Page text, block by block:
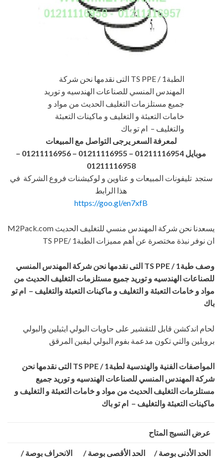
الطبةTS PPE / 1 التى نقدمها نحن شركة
المهندس المنسي للصناعات الهندسيه و توريد
جميع مستلزمات التغليف الحديث من مواد و
خامات التعبئة و التغليف و ماكينات التعبئة
والتغليف – ام تو باك
لمعرفة السعر يرجى التواصل مع المبيعات
موبايل 01211116954 – 01211116955 – 01211116956
–
01211116958
ستجد تليفونات المبيعات و عناوين و لوكيشنات فروع الشركة في
هذا الرابط
https://goo.gl/en7xfB
يسعدنا نحن شركة المهندس منسي للتغليف الحديث M2Pack.com
ان نوفر نبذة مختصرة عن أهم مميزات الطبةTS PPE/ 1
وصف طبةTS PPE / 1 التى نقدمها نحن شركة المهندس المنسي
للصناعات الهندسيه و توريد جميع مستلزمات التغليف الحديث من
مواد و خامات التعبئة و التغليف و ماكينات التعبئة والتغليف – ام تو
باك
لحام اندكشن قابل للتقشير على حاويات البولي ايثيلين والبولي
بروبلين والتي تكون مدعمة بفوم البولي ليفين المرقق
المواصفات الفنية والهندسية لطبةTS PPE / 1 التى نقدمها نحن
شركة المهندس المنسي للصناعات الهندسيه و توريد جميع
مستلزمات التغليف الحديث من مواد و خامات التعبئة و التغليف و
ماكينات التعبئة والتغليف – ام تو باك
عرض النسيج المتاح
الحد الأدنى بوصة /
الحد الأقصى بوصة /
الانحراف بوصة /